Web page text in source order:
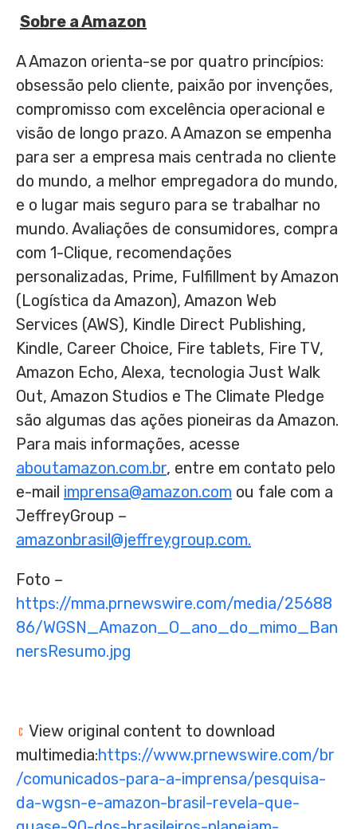
Sobre a Amazon
A Amazon orienta-se por quatro princípios:
obsessão pelo cliente, paixão por invenções,
compromisso com excelência operacional e
visão de longo prazo. A Amazon se empenha
para ser a empresa mais centrada no cliente
do mundo, a melhor empregadora do mundo,
e o lugar mais seguro para se trabalhar no
mundo. Avaliações de consumidores, compra
com 1-Clique, recomendações
personalizadas, Prime, Fulfillment by Amazon
(Logística da Amazon), Amazon Web
Services (AWS), Kindle Direct Publishing,
Kindle, Career Choice, Fire tablets, Fire TV,
Amazon Echo, Alexa, tecnologia Just Walk
Out, Amazon Studios e The Climate Pledge
são algumas das ações pioneiras da Amazon.
Para mais informações, acesse
aboutamazon.com.br, entre em contato pelo
e-mail imprensa@amazon.com ou fale com a
JeffreyGroup –
amazonbrasil@jeffreygroup.com.
Foto –
https://mma.prnewswire.com/media/25688
86/WGSN_Amazon_O_ano_do_mimo_Ban
nersResumo.jpg
View original content to download
multimedia:https://www.prnewswire.com/br
/comunicados-para-a-imprensa/pesquisa-
da-wgsn-e-amazon-brasil-revela-que-